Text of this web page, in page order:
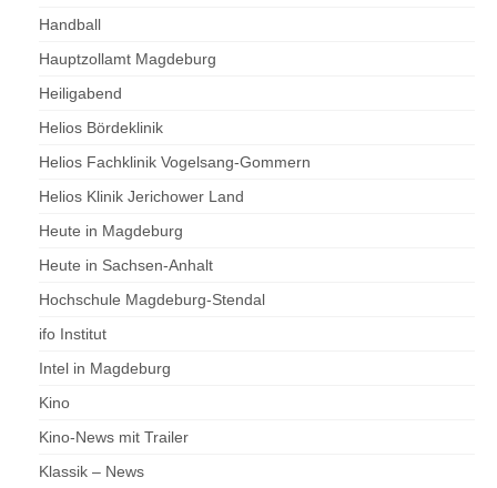
Handball
Hauptzollamt Magdeburg
Heiligabend
Helios Bördeklinik
Helios Fachklinik Vogelsang-Gommern
Helios Klinik Jerichower Land
Heute in Magdeburg
Heute in Sachsen-Anhalt
Hochschule Magdeburg-Stendal
ifo Institut
Intel in Magdeburg
Kino
Kino-News mit Trailer
Klassik – News